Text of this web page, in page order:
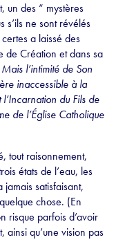
un des “ mystères
s’ils ne sont révélés
a laissé des
de Création et dans sa
Mais l’intimité de Son
inaccessible à la
du Fils de
de l’Église Catholique
tout raisonnement,
états de l’eau, les
satisfaisant,
chose. (En
risque parfois d’avoir
ainsi qu’une vision pas